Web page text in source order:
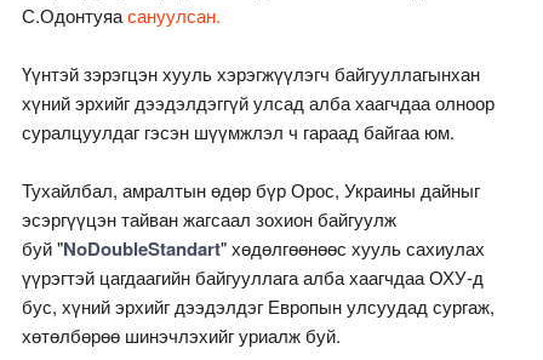
С.Одонтуяасануулсан.
Үүнтэй зэрэгцэн хууль хэрэгжүүлэгч байгууллагынхан
хүний эрхийг дээдэлдэггүй улсад алба хаагчдаа олноор
суралцуулдаг гэсэн шүүмжлэл ч гараад байгаа юм.
Тухайлбал, амралтын өдөр бүр Орос, Украины дайныг
эсэргүүцэн тайван жагсаал зохион байгуулж
буй "NoDoubleStandart" хөдөлгөөнөөс хууль сахиулах
үүрэгтэй цагдаагийн байгууллага алба хаагчдаа ОХУ-д
бус, хүний эрхийг дээдэлдэг Европын улсуудад сургаж,
хөтөлбөрөө шинэчлэхийг уриалж буй.